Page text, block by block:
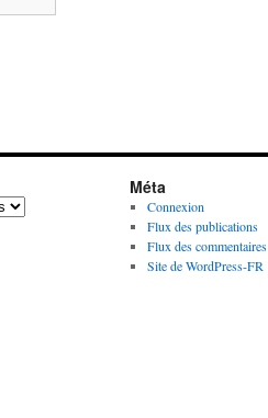
Méta
Connexion
Flux des publications
Flux des commentaires
Site de WordPress-FR